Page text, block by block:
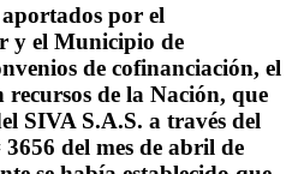
por el
y el Municipio de
de cofinanciación, el
de la Nación, que
SIVA S.A.S. a través del
del mes de abril de